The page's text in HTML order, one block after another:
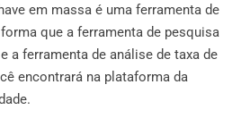
em massa é uma ferramenta de
que a ferramenta de pesquisa
a ferramenta de análise de taxa de
encontrará na plataforma da